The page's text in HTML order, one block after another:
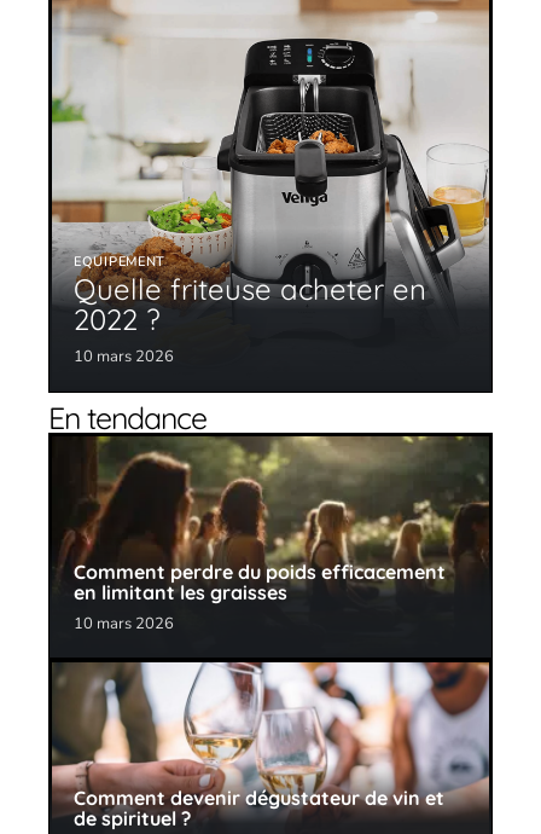
EQUIPEMENT
Quelle friteuse acheter en
2022 ?
10 mars 2026
En tendance
Comment perdre du poids efficacement
en limitant les graisses
10 mars 2026
Comment devenir dégustateur de vin et
de spirituel ?